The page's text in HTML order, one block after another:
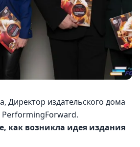
Директор издательского дома
PerformingForward.
как возникла идея издания